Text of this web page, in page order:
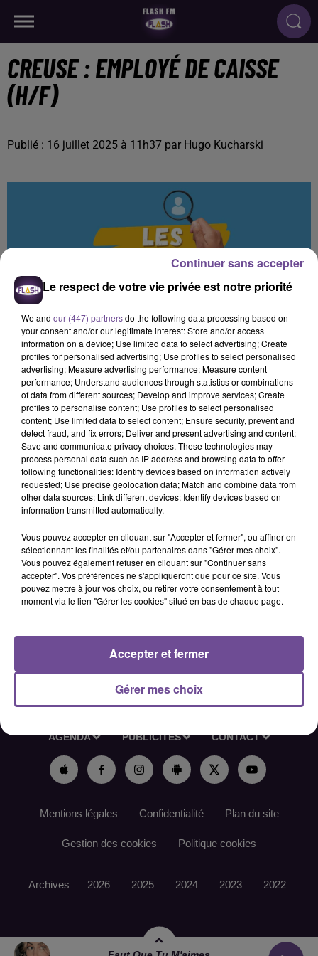
CREUSE : EMPLOYÉ DE CAISSE
(H/F)
Publié : 16 juillet 2025 à 11h37 par Hugo Kucharski
Une entreprise à Aigurande recherche
un Employé de Caisse (H/F).
Une entreprise à Aigurande recherche un Employé de Caisse
(H/F). Vous serez en charge de l’encaissement des clients et
de l’accueil, en servant de point de renseignement. Vous
pourrez travailler du lundi au dimanche, avec 1 à 2 jours de
repos par semaine. Le poste est à pourvoir pour un CDD de 3
mois à temps plein. Les débutants sont acceptés.
Référence France Travail : 194QQZL
ACCUEIL RADIO ACTUS PODCAST
AGENDA PUBLICITÉS CONTACT
Mentions légales Confidentialité Plan du site
Gestion des cookies Politique cookies
Archives 2026 2025 2024 2023 2022
Le respect de votre vie privée est notre priorité
We and our (447) partnersdo the following data processing based on
your consent and/or our legitimate interest: Store and/or access
information on a device; Use limited data to select advertising; Create
profiles for personalised advertising; Use profiles to select personalised
advertising; Measure advertising performance; Measure content
performance; Understand audiences through statistics or combinations
of data from different sources; Develop and improve services; Create
profiles to personalise content; Use profiles to select personalised
content; Use limited data to select content; Ensure security, prevent and
detect fraud, and fix errors; Deliver and present advertising and content;
Save and communicate privacy choices. These technologies may
process personal data such as IP address and browsing data to offer
following functionalities: Identify devices based on information actively
requested; Use precise geolocation data; Match and combine data from
other data sources; Link different devices; Identify devices based on
information transmitted automatically.
Vous pouvez accepter en cliquant sur "Accepter et fermer", ou affiner en
sélectionnant les finalités et/ou partenaires dans "Gérer mes choix".
Vous pouvez également refuser en cliquant sur "Continuer sans
accepter". Vos préférences ne s'appliqueront que pour ce site. Vous
pouvez mettre à jour vos choix, ou retirer votre consentement à tout
moment via le lien "Gérer les cookies" situé en bas de chaque page.
Gérer mes choix
Accepter et fermer
Continuer sans accepter